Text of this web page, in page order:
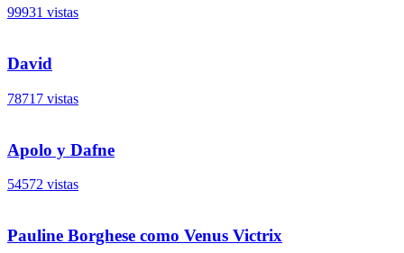
99931 vistas
David
78717 vistas
Apolo y Dafne
54572 vistas
Pauline Borghese como Venus Victrix